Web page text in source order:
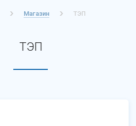
Магазин ТЭП
ТЭП